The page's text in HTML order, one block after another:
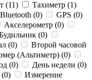
(11)
Тахиметр (1)
Bluetooth (0)
GPS (0)
Акселерометр (0)
(0)
(0)
Второй часовой
(Альтиметр) (0)
(0)
День недели (0)
(0)
Измерение